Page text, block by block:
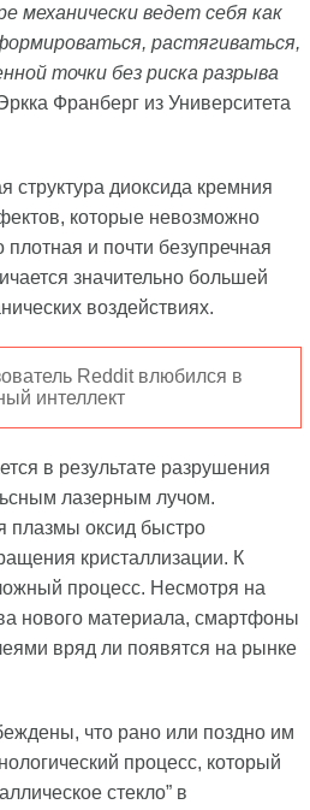
механически ведет себя как
растягиваться,
точки без риска разрыва
Франберг из Университета
структура диоксида кремния
которые невозможно
и почти безупречная
значительно большей
воздействиях.
Reddit влюбился в
интеллект
в результате разрушения
лазерным лучом.
плазмы оксид быстро
кристаллизации. К
процесс. Несмотря на
нового материала, смартфоны
вряд ли появятся на рынке
что рано или поздно им
процесс, который
стекло” в